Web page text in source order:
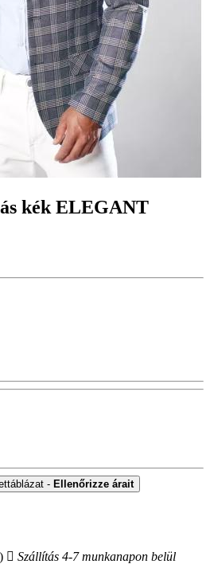
kék ELEGANT
- Ellenőrizze árait
Szállítás 4-7 munkanapon belül